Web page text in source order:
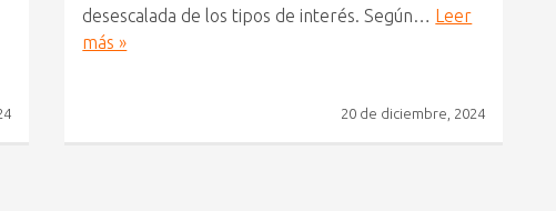
desescalada de los tipos de interés. Según… Leer
más »
20 de diciembre, 2024